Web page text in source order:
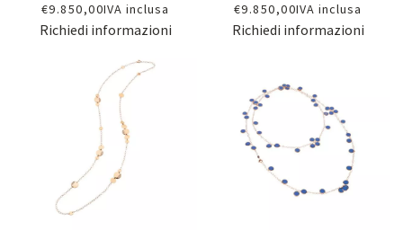
€9.850,00IVA inclusa
Richiedi informazioni
€9.850,00IVA inclusa
Richiedi informazioni